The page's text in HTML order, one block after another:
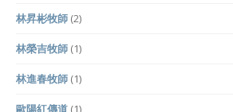
林昇彬牧師 (2)
林榮吉牧師 (1)
林進春牧師 (1)
歐陽紅傳道 (1)